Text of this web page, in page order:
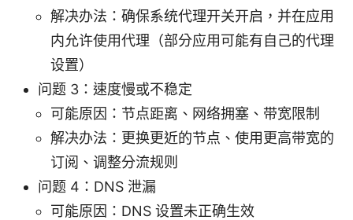
解决办法：确保系统代理开关开启，并在应用
内允许使用代理（部分应用可能有自己的代理
设置）
问题 3：速度慢或不稳定
可能原因：节点距离、网络拥塞、带宽限制
解决办法：更换更近的节点、使用更高带宽的
订阅、调整分流规则
问题 4：DNS 泄漏
可能原因：DNS 设置未正确生效